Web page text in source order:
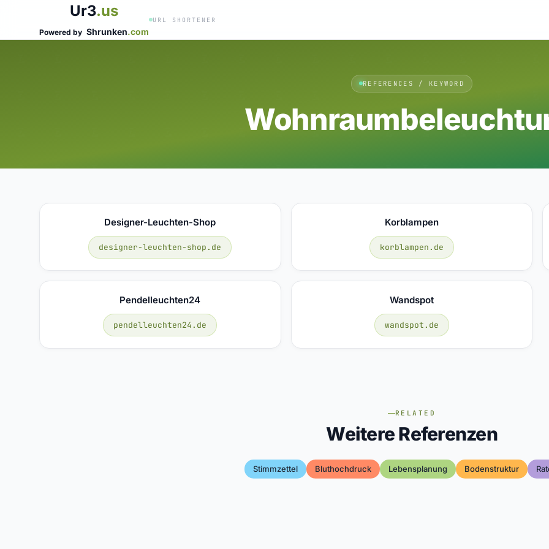
Ur3.us
Powered by Shrunken.com
URL SHORTENER
REFERENCES / KEYWORD
Designer-Leuchten-Shop
designer-leuchten-shop.de
Korblampen
korblampen.de
Pendelleuchten24
pendelleuchten24.de
Wandspot
wandspot.de
RELATED
Weitere Referenzen
Stimmzettel Bluthochdruck Lebensplanung Bodenstruktur